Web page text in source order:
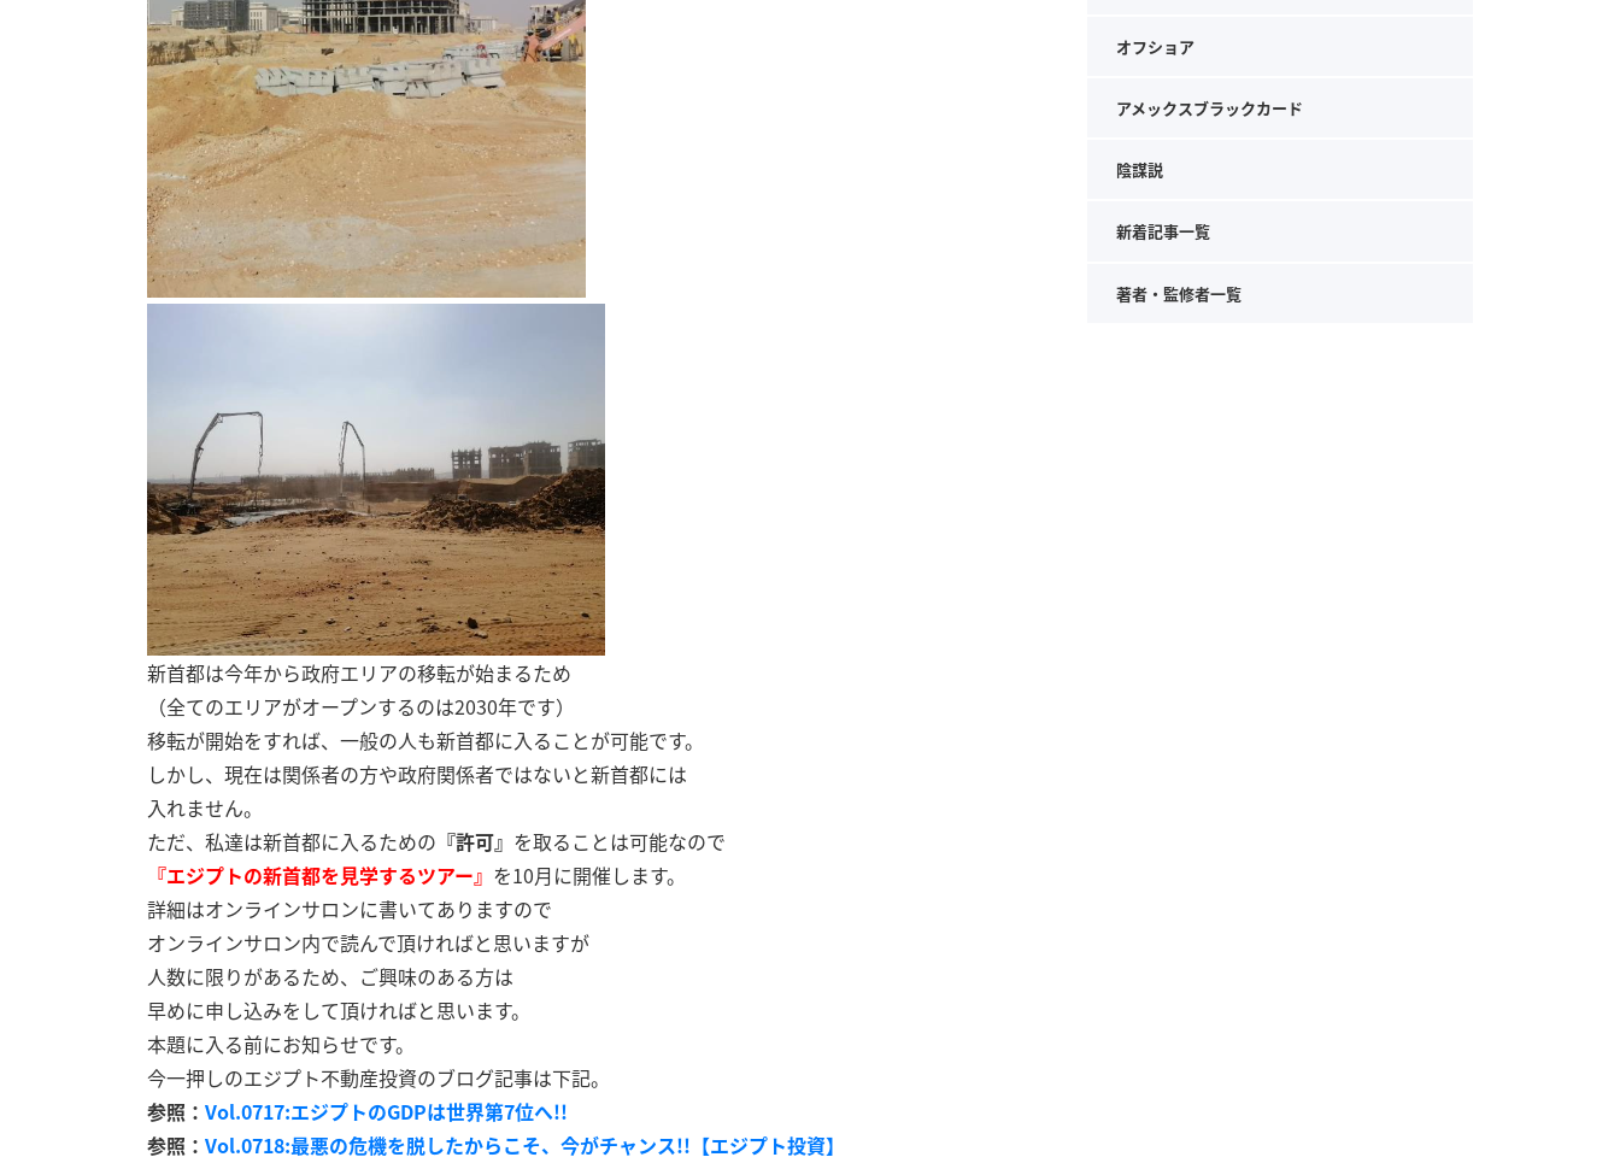
新首都は今年から政府エリアの移転が始まるため
（全てのエリアがオープンするのは2030年です）
移転が開始をすれば、一般の人も新首都に入ることが可能です。
しかし、現在は関係者の方や政府関係者ではないと新首都には
入れません。
ただ、私達は新首都に入るための 『許可』 を取ることは可能なので
『エジプトの新首都を見学するツアー』 を10月に開催します。
詳細はオンラインサロンに書いてありますので
オンラインサロン内で読んで頂ければと思いますが
人数に限りがあるため、ご興味のある方は
早めに申し込みをして頂ければと思います。
本題に入る前にお知らせです。
今一押しのエジプト不動産投資のブログ記事は下記。
参照： Vol.0717:エジプトのGDPは世界第7位へ!!
参照： Vol.0718:最悪の危機を脱したからこそ、今がチャンス!!【エジプト投資】
オフショア
アメックスブラックカード
陰謀説
新着記事一覧
著者・監修者一覧